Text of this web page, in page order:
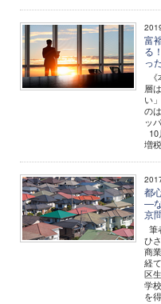
富
る
っ
層
い
の
ッ
増
都
―
京
筆
ひ
商
経
区
学
を